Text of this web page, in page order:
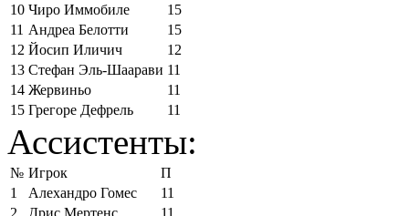
10 Чиро Иммобиле
15
11 Андреа Белотти
15
12 Йосип Иличич
12
13 Стефан Эль-Шаарави 11
14 Жервиньо
11
15 Грегоре Дефрель 11
Ассистенты:
№ Игрок
П
1
Алехандро Гомес
11
2
Дрис Мертенс
11